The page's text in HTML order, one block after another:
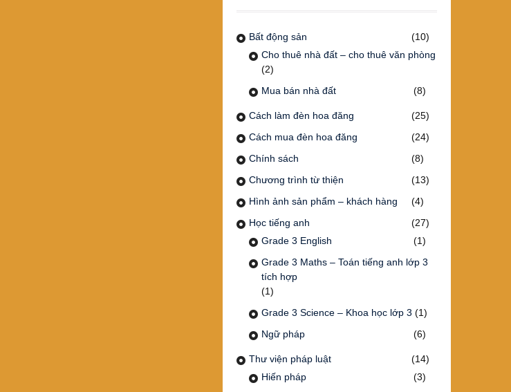
Bất động sản
(10)
Cho thuê nhà đất – cho thuê văn phòng
(2)
Mua bán nhà đất
(8)
Cách làm đèn hoa đăng
(25)
Cách mua đèn hoa đăng
(24)
Chính sách
(8)
Chương trình từ thiện
(13)
Hình ảnh sản phẩm – khách hàng
(4)
Học tiếng anh
(27)
Grade 3 English
(1)
Grade 3 Maths – Toán tiếng anh lớp 3
tích hợp
(1)
Grade 3 Science – Khoa học lớp 3 (1)
Ngữ pháp
(6)
Thư viện pháp luật
(14)
Hiến pháp
(3)